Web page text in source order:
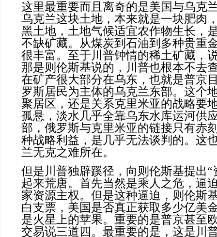
这里最重要而且离奇的是美国与乌克
乌克兰这块土地，本来就是一块肥肉
黑土地，土地气候适宜农作物生长，
不缺矿藏。从煤炭到石油到多种贵重
很丰富。至于川普钟情的稀土矿藏，
那是则伦斯基说的，川普也根本不去
在矿产很大部分在乌东，也就是普京
罗斯居民为主体的乌克兰东部。这个
聚居区，还是关系克里米亚的战略要
孤悬，淡水几乎全靠乌东水库运河供
部，俄罗斯与克里米亚的链接只有赤
种战略利益，是几乎无法谈判的。这
兰无克之难所在。
但是川普独辟蹊径，向则伦斯基提出“
起来荒唐。首先当然是乘人之危，逼
家资源主权。但是这种逼迫，则伦斯
白支票，美国是否真正获取多少亿美
是火星上的苹果。重要的是普京甚至
交易说三道四。最重要的是，这是川